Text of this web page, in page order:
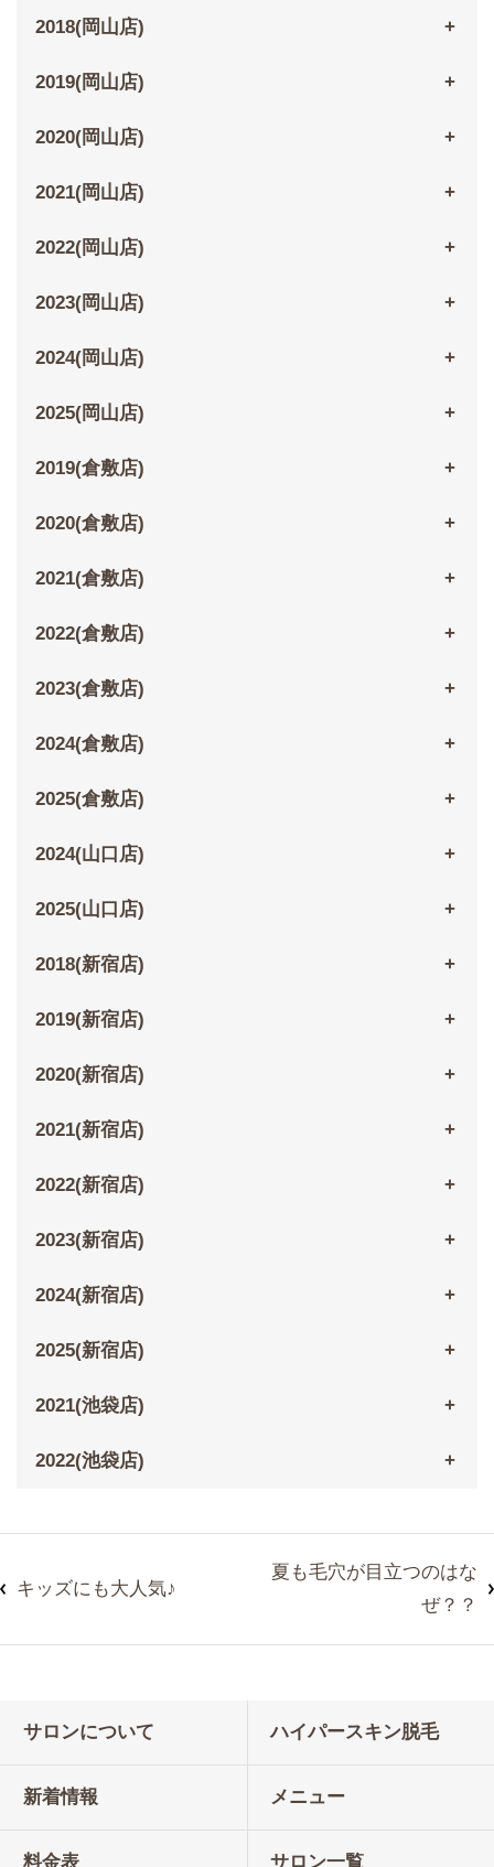
2018(岡山店)
2019(岡山店)
2020(岡山店)
2021(岡山店)
2022(岡山店)
2023(岡山店)
2024(岡山店)
2025(岡山店)
2019(倉敷店)
2020(倉敷店)
2021(倉敷店)
2022(倉敷店)
2023(倉敷店)
2024(倉敷店)
2025(倉敷店)
2024(山口店)
2025(山口店)
2018(新宿店)
2019(新宿店)
2020(新宿店)
2021(新宿店)
2022(新宿店)
2023(新宿店)
2024(新宿店)
2025(新宿店)
2021(池袋店)
2022(池袋店)
キッズにも大人気♪
夏も毛穴が目立つのはな
ぜ？？
サロンについて ハイパースキン脱毛
新着情報 メニュー
料金表 サロン一覧